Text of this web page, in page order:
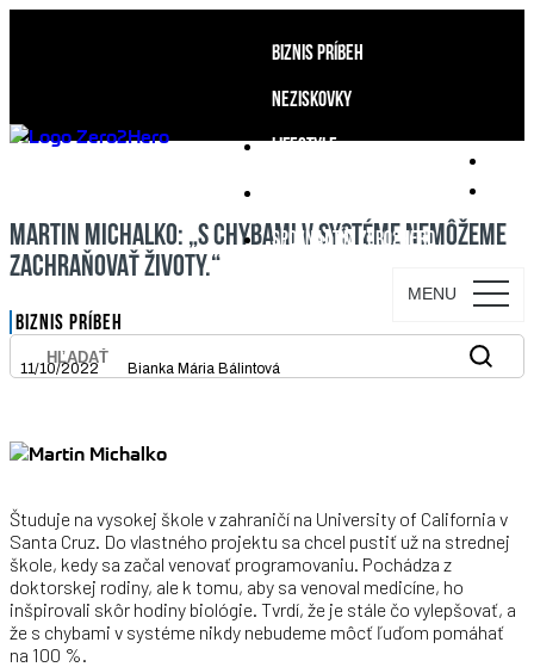
BIZNIS PRÍBEH
NEZISKOVKY
LIFESTYLE
SPOZNAJ TÍM ZERO2HERO
MENU
MARTIN MICHALKO: „S CHYBAMI V SYSTÉME NEMÔŽEME
ZACHRAŇOVAŤ ŽIVOTY.“
BIZNIS PRÍBEH
11/10/2022 Bianka Mária Bálintová
Študuje na vysokej škole v zahraničí na University of California v
Santa Cruz. Do vlastného projektu sa chcel pustiť už na strednej
škole, kedy sa začal venovať programovaniu. Pochádza z
doktorskej rodiny, ale k tomu, aby sa venoval medicíne, ho
inšpirovali skôr hodiny biológie. Tvrdí, že je stále čo vylepšovať, a
že s chybami v systéme nikdy nebudeme môcť ľuďom pomáhať
na 100 %.